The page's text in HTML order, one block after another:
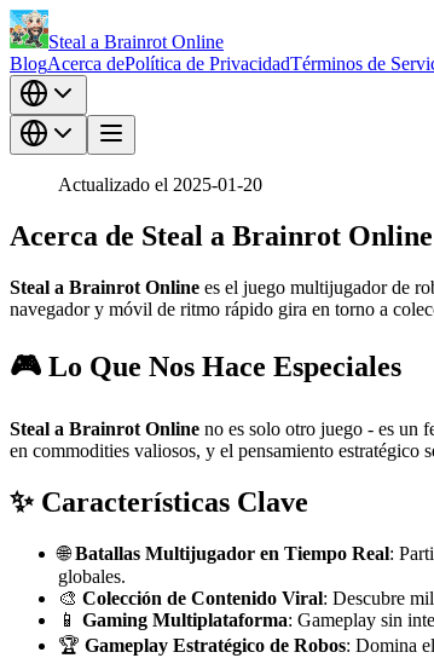
Steal a Brainrot Online
BlogAcerca dePolítica de PrivacidadTérminos de
Actualizado el 2025-01-20
Acerca de Steal a Brainrot Online
Steal a Brainrot Online es el juego multijugador de
navegador y móvil de ritmo rápido gira en torno a
🎮 Lo Que Nos Hace Especiales
Steal a Brainrot Online no es solo otro juego - es un
en commodities valiosos, y el pensamiento estratégico
✨ Características Clave
🌐Batallas Multijugador en Tiempo Real:
globales.
🎨 Colección de Contenido Viral: Descubre
📱 Gaming Multiplataforma: Gameplay sin
🏆 Gameplay Estratégico de Robos: Domina